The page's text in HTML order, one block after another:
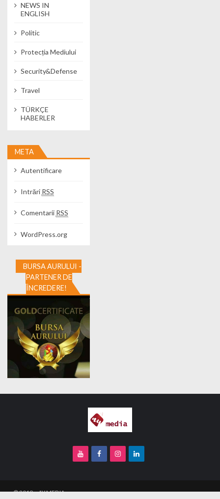
NEWS IN
ENGLISH
Politic
Protecția Mediului
Security&Defense
Travel
TÜRKÇE
HABERLER
META
Autentificare
Intrări RSS
Comentarii RSS
WordPress.org
BURSA AURULUI -
PARTENER DE
ÎNCREDERE!